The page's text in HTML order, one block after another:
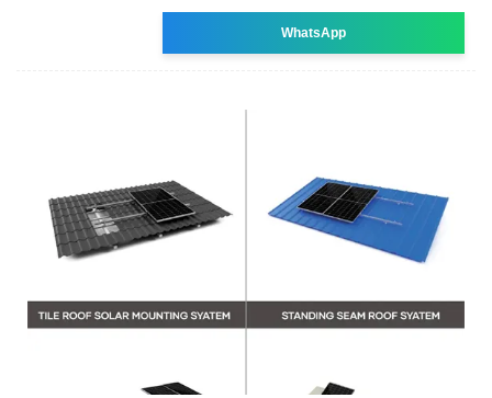
WhatsApp